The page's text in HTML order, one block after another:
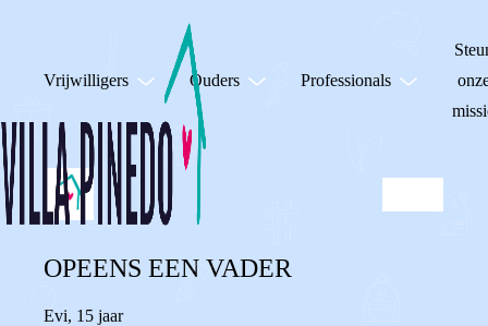
Vrijwilligers Ouders Professionals
OPEENS EEN VADER
Evi, 15 jaar